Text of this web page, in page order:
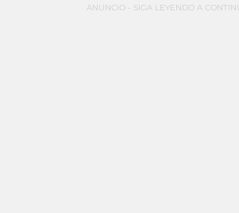
ANUNCIO - SIGA LEYENDO A